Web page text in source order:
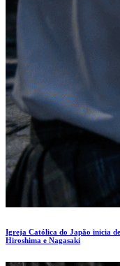
Igreja Católica do Japão inicia
Hiroshima e Nagasaki